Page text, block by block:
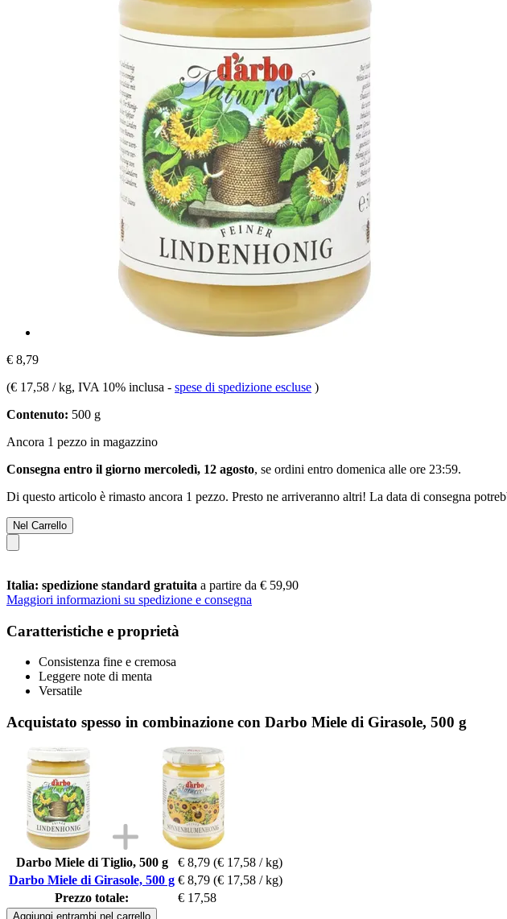
€ 8,79
(€ 17,58 / kg, IVA 10% inclusa - spese di spedizione escluse )
Contenuto: 500 g
Ancora 1 pezzo in magazzino
Consegna entro il giorno mercoledì, 12 agosto, se ordini entro domenica alle ore 23:59.
Di questo articolo è rimasto ancora 1 pezzo. Presto ne arriveranno altri! La data di consegna
Nel Carrello
Italia: spedizione standard gratuita a partire da € 59,90
Maggiori informazioni su spedizione e consegna
Caratteristiche e proprietà
Consistenza fine e cremosa
Leggere note di menta
Versatile
Acquistato spesso in combinazione con Darbo Miele di Girasole, 500 g
Darbo Miele di Tiglio, 500 g € 8,79 (€ 17,58 / kg)
Darbo Miele di Girasole, 500 g € 8,79 (€ 17,58 / kg)
Prezzo totale:
€ 17,58
Aggiungi entrambi nel carrello